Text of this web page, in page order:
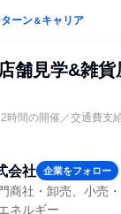
ーン＆キャリア
舗見学&雑貨
時間の開催／交通費支
会社 企業をフォロー
商社・卸売、小売
ネルギー